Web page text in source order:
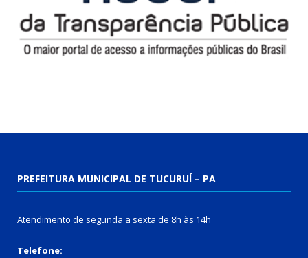
PREFEITURA MUNICIPAL DE TUCURUÍ – PA
Atendimento de segunda a sexta de 8h às 14h
Telefone: